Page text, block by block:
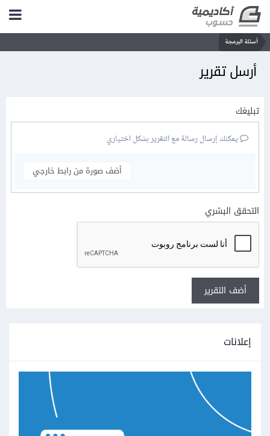
أسئلة البرمجة
أرسل تقرير
تبليغك
يمكنك إرسال رسالة مع التقرير بشكل اختياري
أضف صورة من رابط خارجي
التحقق البشري
أضف التقرير
إعلانات